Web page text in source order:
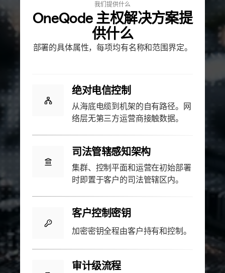
我们提供什么
OneQode 主权解决方案提
供什么
部署的具体属性，每项均有名称和范围界定。
绝对电信控制
从海底电缆到机架的自有路径。网
络层无第三方运营商接触数据。
司法管辖感知架构
集群、控制平面和运营在初始部署
时即置于客户的司法管辖区内。
客户控制密钥
加密密钥全程由客户持有和控制。
审计级流程